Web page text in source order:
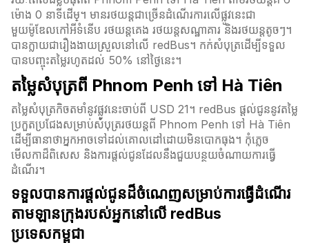
ម៉ោង 0 នាទី​ដើម្។ មានរថយន្តជាច្រើនដំណើរការលើផ្លូវនេះជា
មួយម៉ូឌែលកៅអីទំនើប រថយន្តគេង រថយន្តសណ្ឋាគារ និងរថយន្តតូចៗ។
បានក្លាយជារឿងងាយស្រួលនៅលើ redBus។ កក់សំបុត្រដើម្បីទទួល
បានបញ្ចុះតម្លៃរហូតដល់ 50% នៅថ្ងៃនេះ។
តម្លៃសំបុត្រពី Phnom Penh ទៅ Hà Tiên
តម្លៃសំបុត្រកិចតមាំនូវផ្លូវនេះចាប់ពី USD 21។ redBus ផ្តល់ជូននូវតម្លៃ
ប្រកួតប្រជែងសម្រាប់សំបុត្ររថយន្តពី Phnom Penh ទៅ Hà Tiên
ដើម្បីធានាថាអ្នកអាចទៅដល់គោលដៅដោយមិនបោកធុង។ កុំភ្លេច
មើលកាដ៏ពិសេស និងការផ្តល់ជូនដែលនឹងជួយបន្ថយចំណាយការធ្វើ
ដំណើរ។
ទទួលបានការផ្តល់ជូនដ៏ចំណេញសម្រាប់ការធ្វើដំណើរ
តាមឡានក្រុងរបស់អ្នកនៅលើ redBus
ប្រទេសកម្ពុជា